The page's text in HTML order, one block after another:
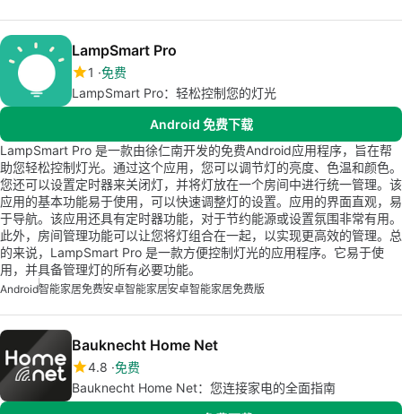
LampSmart Pro
1 免费
LampSmart Pro：轻松控制您的灯光
Android 免费下载
LampSmart Pro 是一款由徐仁南开发的免费Android应用程序，旨在帮
助您轻松控制灯光。通过这个应用，您可以调节灯的亮度、色温和颜色。
您还可以设置定时器来关闭灯，并将灯放在一个房间中进行统一管理。该
应用的基本功能易于使用，可以快速调整灯的设置。应用的界面直观，易
于导航。该应用还具有定时器功能，对于节约能源或设置氛围非常有用。
此外，房间管理功能可以让您将灯组合在一起，以实现更高效的管理。总
的来说，LampSmart Pro 是一款方便控制灯光的应用程序。它易于使
用，并具备管理灯的所有必要功能。
Android智能家居免费安卓智能家居安卓智能家居免费版
Bauknecht Home Net
4.8 免费
Bauknecht Home Net：您连接家电的全面指南